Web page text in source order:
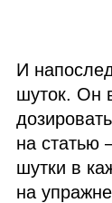
И
шуток. Он
на статью
шутки в
на